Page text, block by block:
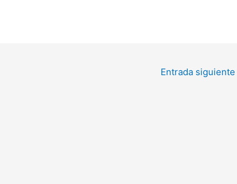
Entrada siguiente